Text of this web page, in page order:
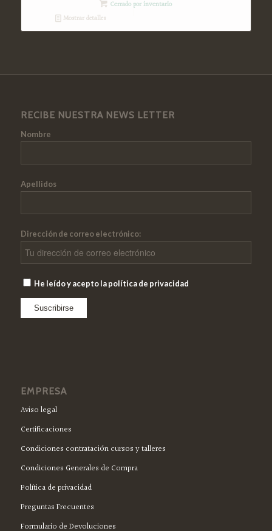
Cerrado por inventario
Mostrar detalles
RECIBE NUESTRA NEWS LETTER
Nombre
Apellidos
Dirección de correo electrónico:
He leído y acepto la política de privacidad
EMPRESA
Aviso legal
Certificaciones
Condiciones contratación cursos y talleres
Condiciones Generales de Compra
Política de privacidad
Preguntas Frecuentes
Formulario de Devoluciones